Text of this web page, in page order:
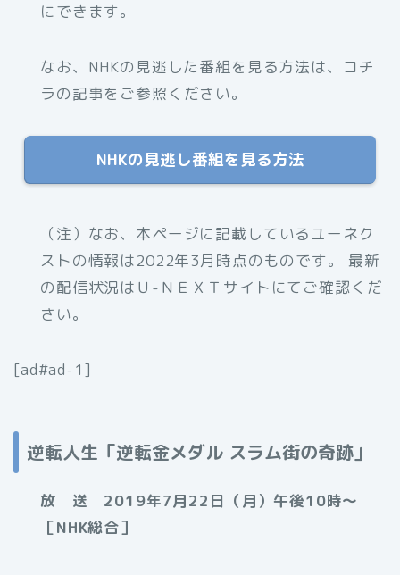
にできます。
なお、NHKの見逃した番組を見る方法は、コチ
ラの記事をご参照ください。
NHKの見逃し番組を見る方法
（注）なお、本ページに記載しているユーネク
ストの情報は2022年3月時点のものです。 最新
の配信状況はＵ-ＮＥＸＴサイトにてご確認くだ
さい。
[ad#ad-1]
逆転人生「逆転金メダル スラム街の奇跡」
放 送 2019年7月22日（月）午後10時～
［NHK総合］